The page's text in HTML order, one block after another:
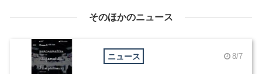
そのほかのニュース
ニュース 8/7